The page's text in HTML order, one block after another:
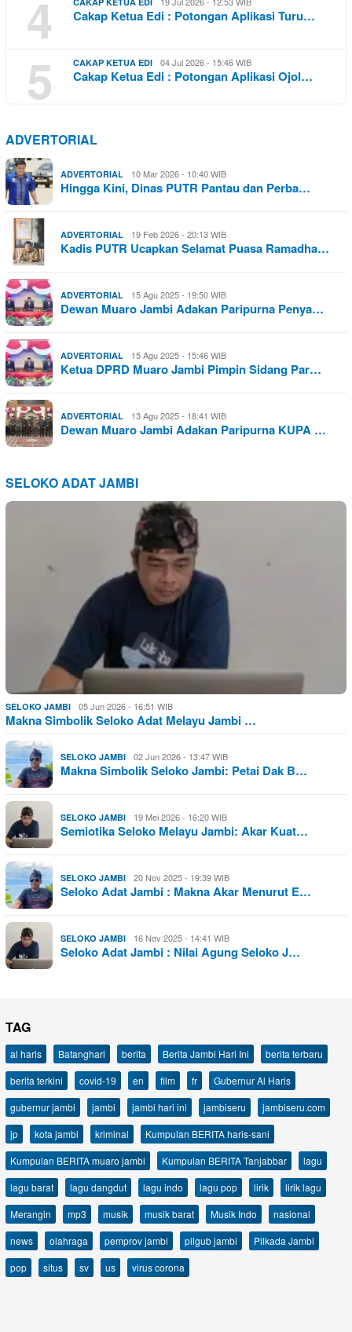
4 Cakap Ketua Edi : Potongan Aplikasi Turu…
5 CAKAP KETUA EDI 04 Jul 2026 - 15:46 WIB
Cakap Ketua Edi : Potongan Aplikasi Ojol…
ADVERTORIAL
ADVERTORIAL 10 Mar 2026 - 10:40 WIB
Hingga Kini, Dinas PUTR Pantau dan Perba…
ADVERTORIAL 19 Feb 2026 - 20:13 WIB
Kadis PUTR Ucapkan Selamat Puasa Ramadha…
ADVERTORIAL 15 Agu 2025 - 19:50 WIB
Dewan Muaro Jambi Adakan Paripurna Penya…
ADVERTORIAL 15 Agu 2025 - 15:46 WIB
Ketua DPRD Muaro Jambi Pimpin Sidang Par…
ADVERTORIAL 13 Agu 2025 - 18:41 WIB
Dewan Muaro Jambi Adakan Paripurna KUPA …
SELOKO ADAT JAMBI
SELOKO JAMBI 05 Jun 2026 - 16:51 WIB
Makna Simbolik Seloko Adat Melayu Jambi …
SELOKO JAMBI 02 Jun 2026 - 13:47 WIB
Makna Simbolik Seloko Jambi: Petai Dak B…
SELOKO JAMBI 19 Mei 2026 - 16:20 WIB
Semiotika Seloko Melayu Jambi: Akar Kuat…
SELOKO JAMBI 20 Nov 2025 - 19:39 WIB
Seloko Adat Jambi : Makna Akar Menurut E…
SELOKO JAMBI 16 Nov 2025 - 14:41 WIB
Seloko Adat Jambi : Nilai Agung Seloko J…
TAG
al haris Batanghari berita Berita Jambi Hari Ini
berita terbaru
berita terkini
covid-19 en film fr
Gubernur Al Haris
gubernur jambi
jambi jambi hari ini jambiseru
jambiseru.com
jp
kota jambi kriminal
Kumpulan BERITA haris-sani
Kumpulan BERITA muaro jambi
Kumpulan BERITA Tanjabbar
lagu
lagu barat
lagu dangdut lagu indo lagu pop lirik
lirik lagu
Merangin
mp3 musik musik barat Musik Indo
nasional
news
olahraga pemprov jambi pilgub jambi
Pilkada Jambi
pop
situs sv us virus corona